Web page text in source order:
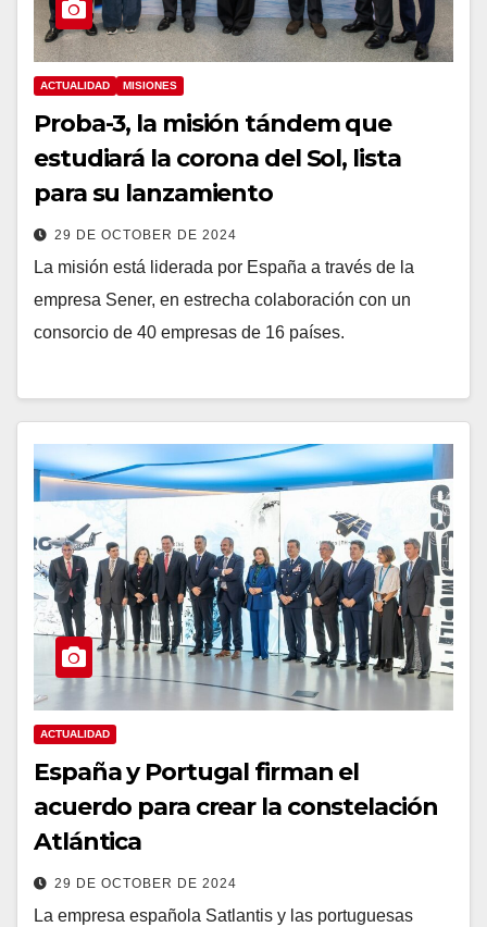
ACTUALIDAD MISIONES
Proba-3, la misión tándem que
estudiará la corona del Sol, lista
para su lanzamiento
29 DE OCTOBER DE 2024
La misión está liderada por España a través de la
empresa Sener, en estrecha colaboración con un
consorcio de 40 empresas de 16 países.
ACTUALIDAD
España y Portugal firman el
acuerdo para crear la constelación
Atlántica
29 DE OCTOBER DE 2024
La empresa española Satlantis y las portuguesas